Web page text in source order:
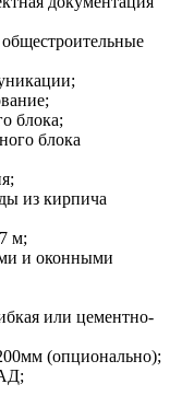
блока;
блока
из кирпича
м;
и оконными
или цементно-
(опционально);